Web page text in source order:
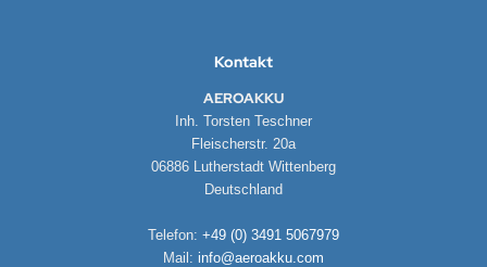
Kontakt
AEROAKKU
Inh. Torsten Teschner
Fleischerstr. 20a
06886 Lutherstadt Wittenberg
Deutschland
Telefon: +49 (0) 3491 5067979
Mail: info@aeroakku.com